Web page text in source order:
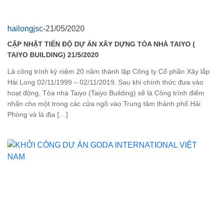
DỊCH VỤ TƯ VẤN ĐẦU TƯ
TƯ VẤN HOÀN THIỆN PHÁP LÝ DỰ ÁN XÂY
NĂNG LỰC SẢN XUẤT KẾT CẤU THÉP
NĂNG LỰC SẢN XUẤT CONTAINER
hailongjsc-21/05/2020
CẬP NHẬT TIẾN ĐỘ DỰ ÁN XÂY DỰNG TÒA NHÀ TAIYO (
TAIYO BUILDING) 21/5/2020
Là công trình kỷ niệm 20 năm thành lập Công ty Cổ phần Xây lắp
Hải Long 02/11/1999 – 02/11/2019. Sau khi chính thức đưa vào
hoạt động, Tòa nhà Taiyo (Taiyo Building) sẽ là Công trình điểm
nhấn cho một trong các cửa ngõ vào Trung tâm thành phố Hải
Phòng và là địa […]